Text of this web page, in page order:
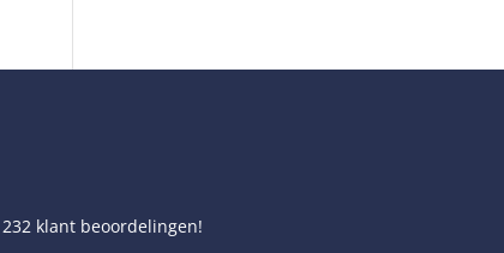
232 klant beoordelingen!